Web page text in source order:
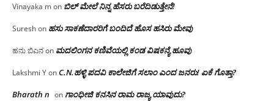
Vinayaka mon ಬಿಲ್ ಮೇಲೆ ನಿನ್ನ ಹೆಸರು ಬರೆದಿಡುತ್ತೇನೆ!
Sureshon ಹಸು ಸಾಕಣೆದಾರರಿಗೆ ಬಂದಿದೆ ಹೊಸ ಹಸಿರು ಮೇವು
ಹನು ಬಿಎನon ಮದಲಿಂಗನ ಕಣಿವೆಯಲ್ಲಿ ಕಂಡ ವಿಷಕನ್ಯೆ ಹೂವು
Lakshmi YonC.N.ಹಳ್ಳಿ ಪದವಿ ಕಾಲೇಜಿಗೆ ಸಲಾಂ‌ ಎಂದ ಜನರು! ಏಕೆ ಗೊತ್ತಾ?
Bharath n onಗಾಂಧೀಜಿ ಕನಸಿನ ರಾಮ ರಾಜ್ಯ ಯಾವುದು?